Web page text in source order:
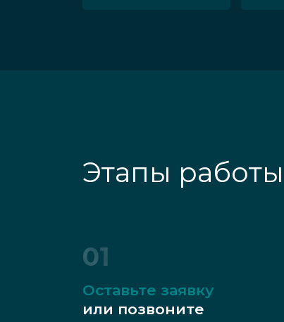
Этапы работы
01
Оставьте заявку
или позвоните